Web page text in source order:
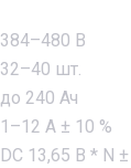
384–480 В
32–40 шт.
до 240 Ач
1–12 А ± 10 %
DC 13,65 В * N